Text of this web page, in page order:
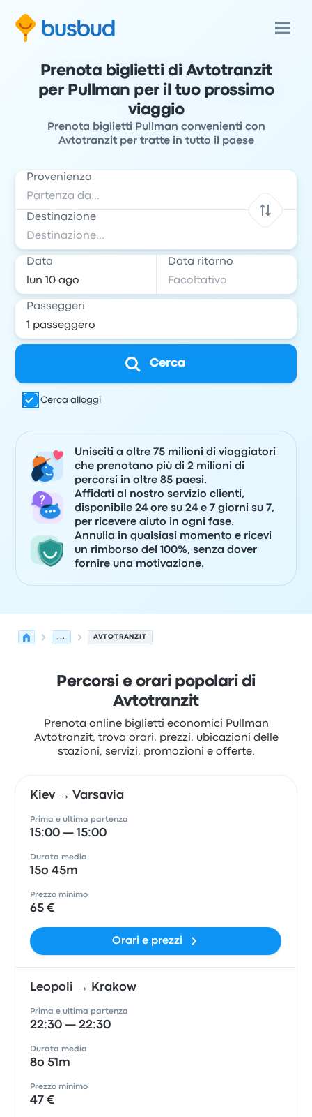
Prenota biglietti di Avtotranzit
per Pullman per il tuo prossimo
viaggio
Prenota biglietti Pullman convenienti con
Avtotranzit per tratte in tutto il paese
Provenienza
Destinazione
Data Data ritorno
Passeggeri
Cerca
Cerca alloggi
Unisciti a oltre 75 milioni di viaggiatori
che prenotano più di 2 milioni di
percorsi in oltre 85 paesi.
Affidati al nostro servizio clienti,
disponibile 24 ore su 24 e 7 giorni su 7,
per ricevere aiuto in ogni fase.
Annulla in qualsiasi momento e ricevi
un rimborso del 100%, senza dover
fornire una motivazione.
... AVTOTRANZIT
Percorsi e orari popolari di
Avtotranzit
Prenota online biglietti economici Pullman
Avtotranzit, trova orari, prezzi, ubicazioni delle
stazioni, servizi, promozioni e offerte.
Kiev → Varsavia
Prima e ultima partenza
15:00 — 15:00
Durata media
15o 45m
Prezzo minimo
65 €
Orari e prezzi
Leopoli → Krakow
Prima e ultima partenza
22:30 — 22:30
Durata media
8o 51m
Prezzo minimo
47 €